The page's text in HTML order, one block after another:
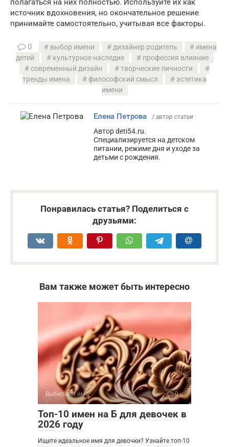
источник вдохновения, но окончательное решение
принимайте самостоятельно, учитывая все факторы.
0 выбор имени дизайнер родитель
имена
детей
культурное наследие
профессия влияние
современный дизайн
творческие личности
тренды имена
философский смысл
эстетика
имени
Елена Петрова / автор статьи
Автор deti54.ru.
Специализируется на детском
питании, режиме дня и уходе за
детьми с рождения.
Понравилась статья? Поделиться с
друзьями:
Вам также может быть интересно
Выбираем имя 0
Топ-10 имен на Б для девочек в
2026 году
Ищете идеальное имя для девочки? Узнайте топ-10